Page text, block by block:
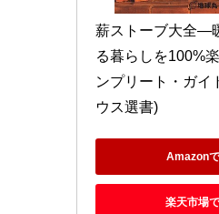
薪ストーブ大全―
る暮らしを100%
ンプリート・ガイ
ウス選書)
Amazon
楽天市場